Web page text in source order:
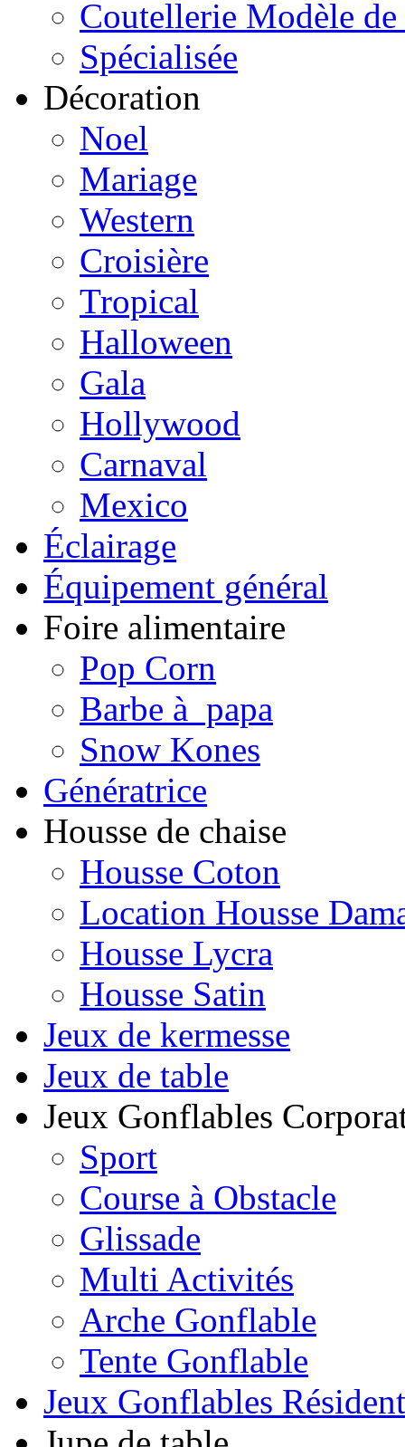
Coutellerie Modèle de
Spécialisée
Décoration
Noel
Mariage
Western
Croisière
Tropical
Halloween
Gala
Hollywood
Carnaval
Mexico
Éclairage
Équipement général
Foire alimentaire
Pop Corn
Barbe à papa
Snow Kones
Génératrice
Housse de chaise
Housse Coton
Location Housse
Housse Lycra
Housse Satin
Jeux de kermesse
Jeux de table
Jeux Gonflables
Sport
Course à Obstacle
Glissade
Multi Activités
Arche Gonflable
Tente Gonflable
Jeux Gonflables